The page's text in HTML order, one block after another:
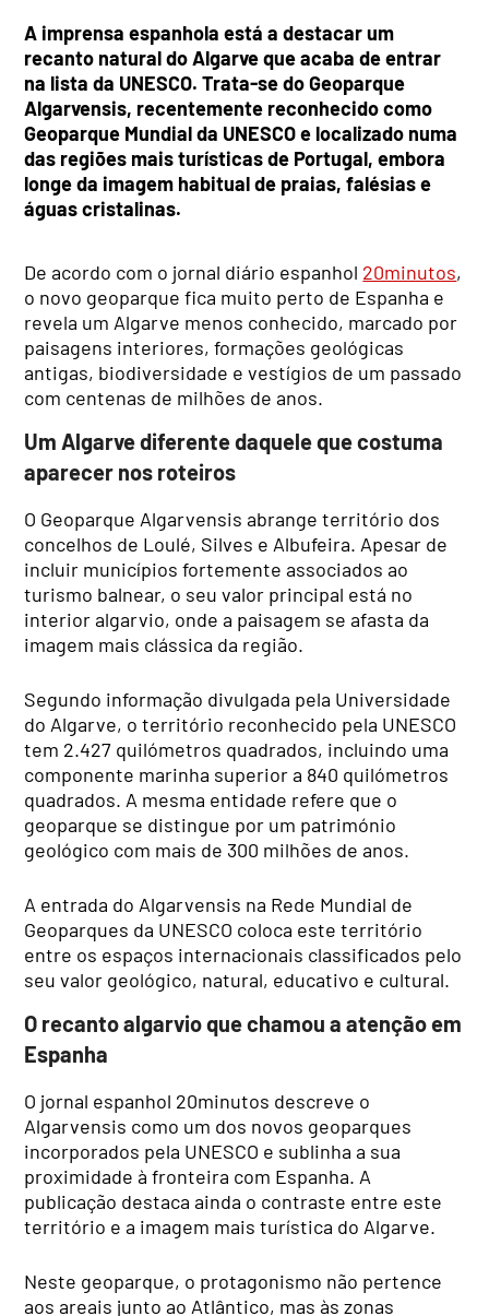
A imprensa espanhola está a destacar um
recanto natural do Algarve que acaba de entrar
na lista da UNESCO. Trata-se do Geoparque
Algarvensis, recentemente reconhecido como
Geoparque Mundial da UNESCO e localizado numa
das regiões mais turísticas de Portugal, embora
longe da imagem habitual de praias, falésias e
águas cristalinas.
De acordo com o jornal diário espanhol 20minutos,
o novo geoparque fica muito perto de Espanha e
revela um Algarve menos conhecido, marcado por
paisagens interiores, formações geológicas
antigas, biodiversidade e vestígios de um passado
com centenas de milhões de anos.
Um Algarve diferente daquele que costuma
aparecer nos roteiros
O Geoparque Algarvensis abrange território dos
concelhos de Loulé, Silves e Albufeira. Apesar de
incluir municípios fortemente associados ao
turismo balnear, o seu valor principal está no
interior algarvio, onde a paisagem se afasta da
imagem mais clássica da região.
Segundo informação divulgada pela Universidade
do Algarve, o território reconhecido pela UNESCO
tem 2.427 quilómetros quadrados, incluindo uma
componente marinha superior a 840 quilómetros
quadrados. A mesma entidade refere que o
geoparque se distingue por um património
geológico com mais de 300 milhões de anos.
A entrada do Algarvensis na Rede Mundial de
Geoparques da UNESCO coloca este território
entre os espaços internacionais classificados pelo
seu valor geológico, natural, educativo e cultural.
O recanto algarvio que chamou a atenção em
Espanha
O jornal espanhol 20minutos descreve o
Algarvensis como um dos novos geoparques
incorporados pela UNESCO e sublinha a sua
proximidade à fronteira com Espanha. A
publicação destaca ainda o contraste entre este
território e a imagem mais turística do Algarve.
Neste geoparque, o protagonismo não pertence
aos areais junto ao Atlântico, mas às zonas